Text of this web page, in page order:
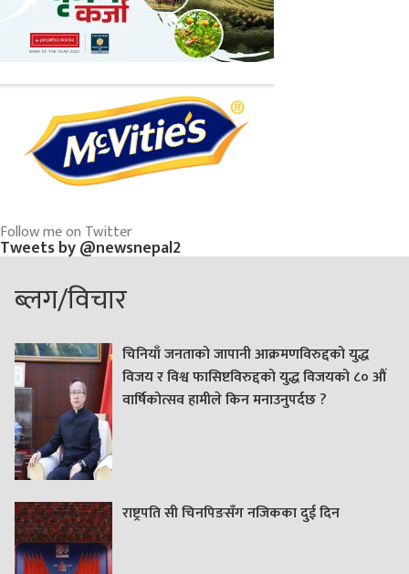
Follow me on Twitter
Tweets by @newsnepal2
ब्लग/विचार
चिनियाँ जनताको जापानी आक्रमणविरुद्दको युद्ध
विजय र विश्व फासिष्टविरुद्दको युद्ध विजयको ८० औं
वार्षिकोत्सव हामीले किन मनाउनुपर्दछ ?
राष्ट्रपति सी चिनपिङसँग नजिकका दुई दिन